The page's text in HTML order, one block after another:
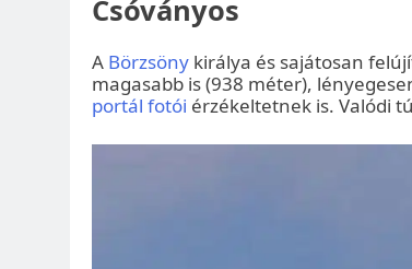
Csóványos
A Börzsöny királya és sajátosan
magasabb is (938 méter),
portál fotói érzékeltetnek is. Valódi